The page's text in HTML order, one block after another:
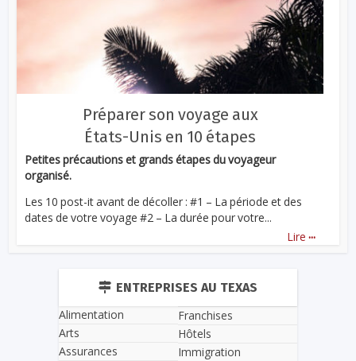
Préparer son voyage aux
États-Unis en 10 étapes
Petites précautions et grands étapes du voyageur
organisé.
Les 10 post-it avant de décoller : #1 – La période et des
dates de votre voyage #2 – La durée pour votre...
Lire ...
ENTREPRISES AU TEXAS
Alimentation
Arts
Assurances
Franchises
Hôtels
Immigration